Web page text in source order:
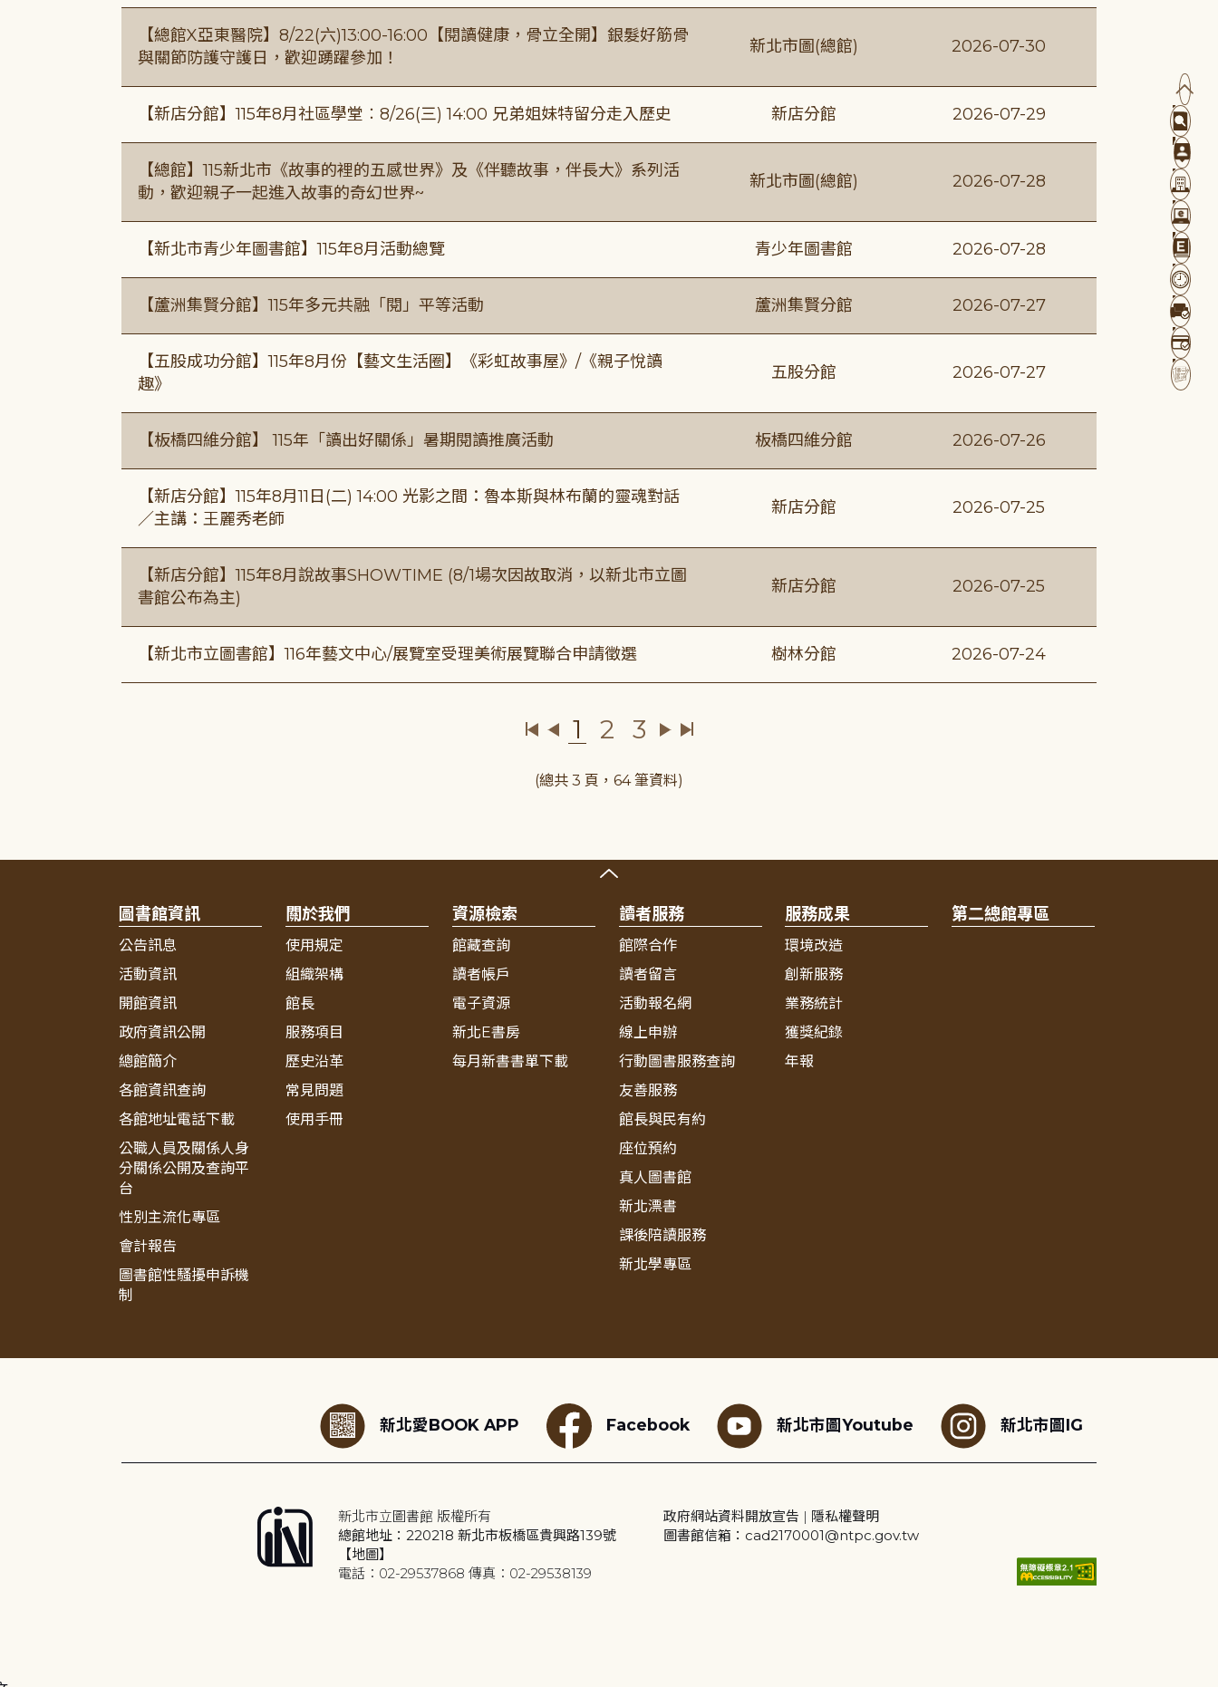
【總館X亞東醫院】8/22(六)13:00-16:00【閱讀健康，骨立全開】銀髮好筋骨
與關節防護守護日，歡迎踴躍參加！
新北市圖(總館) 2026-07-30
【新店分館】115年8月社區學堂︰8/26(三) 14:00 兄弟姐妹特留分走入歷史 新店分館 2026-07-29
【總館】115新北市《故事的裡的五感世界》及《伴聽故事，伴長大》系列活
動，歡迎親子一起進入故事的奇幻世界~
新北市圖(總館) 2026-07-28
【新北市青少年圖書館】115年8月活動總覽 青少年圖書館 2026-07-28
【蘆洲集賢分館】115年多元共融「閱」平等活動 蘆洲集賢分館 2026-07-27
【五股成功分館】115年8月份【藝文生活圈】《彩虹故事屋》/《親子悅讀
趣》
五股分館 2026-07-27
【板橋四維分館】 115年「讀出好關係」暑期閱讀推廣活動 板橋四維分館 2026-07-26
【新店分館】115年8月11日(二) 14:00 光影之間：魯本斯與林布蘭的靈魂對話
／主講：王麗秀老師
新店分館 2026-07-25
【新店分館】115年8月說故事SHOWTIME (8/1場次因故取消，以新北市立圖
書館公布為主)
新店分館 2026-07-25
【新北市立圖書館】116年藝文中心/展覽室受理美術展覽聯合申請徵選 樹林分館 2026-07-24
1 2 3
(總共 3 頁，64 筆資料)
圖書館資訊
公告訊息
活動資訊
開館資訊
政府資訊公開
總館簡介
各館資訊查詢
各館地址電話下載
公職人員及關係人身
分關係公開及查詢平
台
性別主流化專區
會計報告
圖書館性騷擾申訴機
制
關於我們
使用規定
組織架構
館長
服務項目
歷史沿革
常見問題
使用手冊
資源檢索
館藏查詢
讀者帳戶
電子資源
新北E書房
每月新書書單下載
讀者服務
館際合作
讀者留言
活動報名網
線上申辦
行動圖書服務查詢
友善服務
館長與民有約
座位預約
真人圖書館
新北漂書
課後陪讀服務
新北學專區
服務成果
環境改造
創新服務
業務統計
獲獎紀錄
年報
第二總館專區
新北愛BOOK APP Facebook 新北市圖Youtube 新北市圖IG
新北市立圖書館 版權所有
總館地址：220218 新北市板橋區貴興路139號
【地圖】
電話：02-29537868 傳真：02-29538139
政府網站資料開放宣告 | 隱私權聲明
圖書館信箱：cad2170001@ntpc.gov.tw